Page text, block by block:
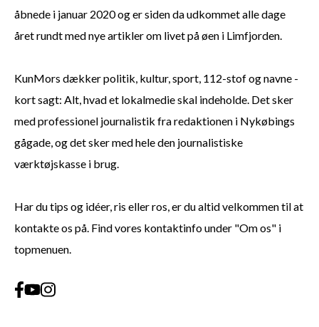
åbnede i januar 2020 og er siden da udkommet alle dage
året rundt med nye artikler om livet på øen i Limfjorden.
KunMors dækker politik, kultur, sport, 112-stof og navne -
kort sagt: Alt, hvad et lokalmedie skal indeholde. Det sker
med professionel journalistik fra redaktionen i Nykøbings
gågade, og det sker med hele den journalistiske
værktøjskasse i brug.
Har du tips og idéer, ris eller ros, er du altid velkommen til at
kontakte os på. Find vores kontaktinfo under "Om os" i
topmenuen.